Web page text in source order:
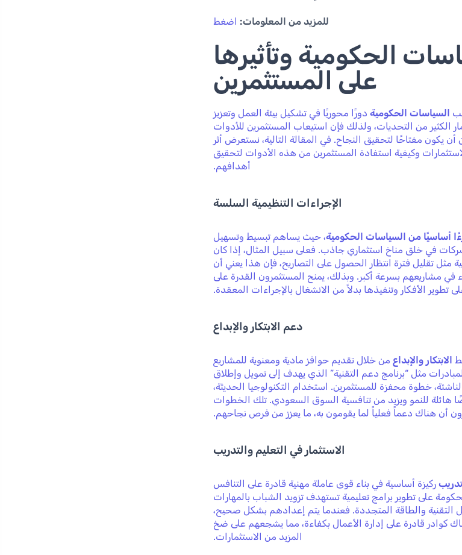
للمزيد من المعلومات: اضغط
الحكومية وتأثيرها
على المستثمرين
السياسات الحكوميةدورًا محوريًا في تشكيل بيئة العمل وتعزيز
الكثير من التحديات، ولذلك فإن استيعاب المستثمرين للأدوات
يكون مفتاحًا لتحقيق النجاح. في المقالة التالية، نستعرض أثر
وكيفية استفادة المستثمرين من هذه الأدوات لتحقيق
أهدافهم.
الإجراءات التنظيمية السلسة
أساسيًا من السياسات الحكومية، حيث يساهم تبسيط وتسهيل
في خلق مناخ استثماري جاذب. فعلى سبيل المثال، إذا كان
مثل تقليل فترة انتظار الحصول على التصاريح، فإن هذا يعني أن
في مشاريعهم بسرعة أكبر. وبذلك، يمنح المستثمرون القدرة على
على تطوير الأفكار وتنفيذها بدلاً من الانشغال بالإجراءات المعقدة.
دعم الابتكار والإبداع
الابتكار والإبداع من خلال تقديم حوافز مادية ومعنوية للمشاريع
مثل “برنامج دعم التقنية” الذي يهدف إلى تمويل وإطلاق
خطوة محفزة للمستثمرين. استخدام التكنولوجيا الحديثة،
هائلة للنمو ويزيد من تنافسية السوق السعودي. تلك الخطوات
أن هناك دعماً فعلياً لما يقومون به، ما يعزز من فرص نجاحهم.
الاستثمار في التعليم والتدريب
ركيزة أساسية في بناء قوى عاملة مهنية قادرة على التنافس
على تطوير برامج تعليمية تستهدف تزويد الشباب بالمهارات
التقنية والطاقة المتجددة. فعندما يتم إعدادهم بشكل صحيح،
كوادر قادرة على إدارة الأعمال بكفاءة، مما يشجعهم على ضخ
المزيد من الاستثمارات.